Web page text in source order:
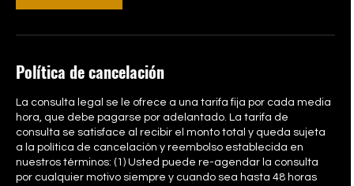
Política de cancelación
La consulta legal se le ofrece a una tarifa fija por cada media
hora, que debe pagarse por adelantado. La tarifa de
consulta se satisface al recibir el monto total y queda sujeta
a la política de cancelación y reembolso establecida en
nuestros términos: (1) Usted puede re-agendar la consulta
por cualquier motivo siempre y cuando sea hasta 48 horas